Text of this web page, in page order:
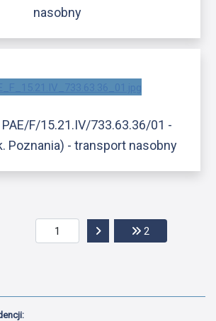
nasobny
F/15.21.IV/733.63.36/01 -
Poznania) - transport nasobny
Przejdź do następnej
2